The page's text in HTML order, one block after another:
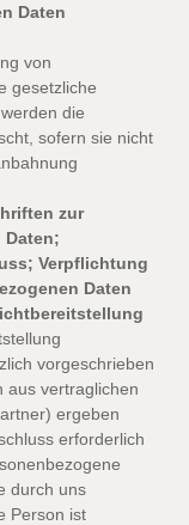
Daten
von
gesetzliche
die
sofern sie nicht
zur
Daten;
Verpflichtung
Daten
vorgeschrieben
aus vertraglichen
ergeben
erforderlich
durch uns
Person ist